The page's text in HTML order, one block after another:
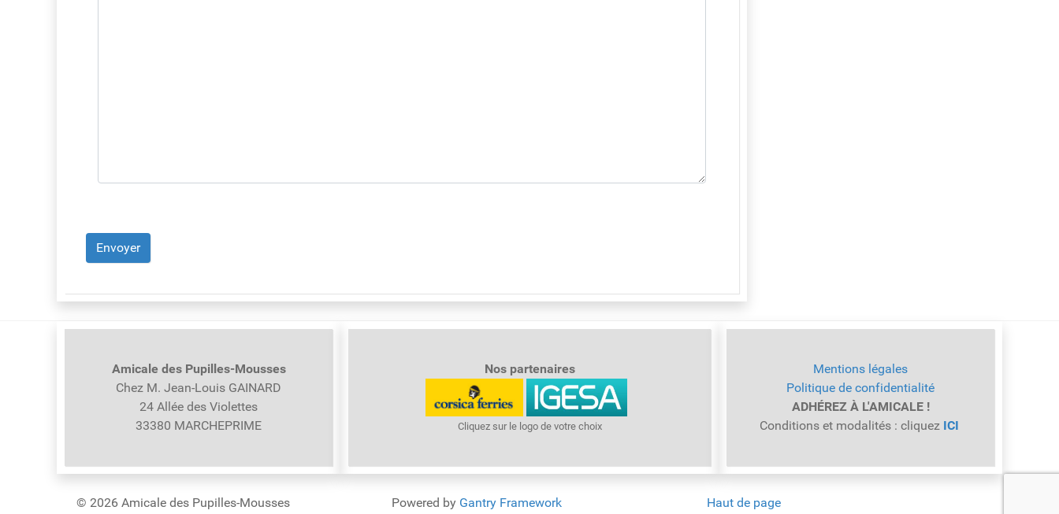
Système Captcha
Envoyer
Amicale des Pupilles-Mousses
Chez M. Jean-Louis GAINARD
24 Allée des Violettes
33380 MARCHEPRIME
Nos partenaires
Cliquez sur le logo de votre choix
Mentions légales
Politique de confidentialité
ADHÉREZ À L'AMICALE !
Conditions et modalités : cliquez ICI
© 2026 Amicale des Pupilles-Mousses Powered by Gantry Framework Haut de page